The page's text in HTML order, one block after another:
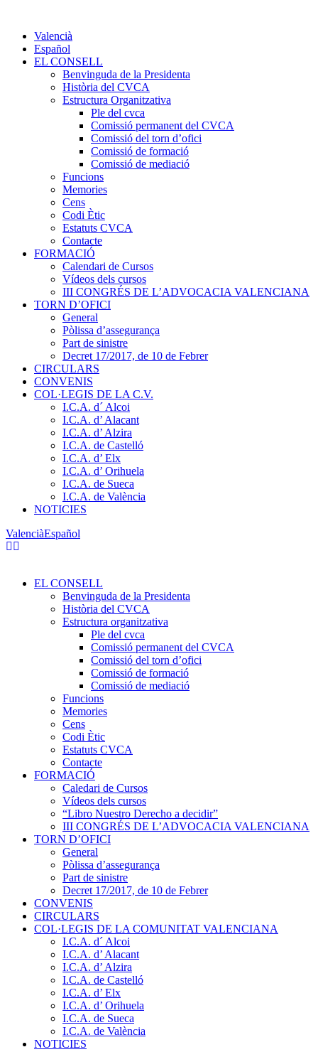
Valencià
Español
EL CONSELL
Benvinguda de la Presidenta
Història del CVCA
Estructura Organitzativa
Ple del cvca
Comissió permanent del CVCA
Comissió del torn d’ofici
Comissió de formació
Comissió de mediació
Funcions
Memories
Cens
Codi Ètic
Estatuts CVCA
Contacte
FORMACIÓ
Calendari de Cursos
Vídeos dels cursos
III CONGRÉS DE L’ADVOCACIA VALENCIANA
TORN D’OFICI
General
Pòlissa d’assegurança
Part de sinistre
Decret 17/2017, de 10 de Febrer
CIRCULARS
CONVENIS
COL·LEGIS DE LA C.V.
I.C.A. d´ Alcoi
I.C.A. d’ Alacant
I.C.A. d’ Alzira
I.C.A. de Castelló
I.C.A. d’ Elx
I.C.A. d’ Orihuela
I.C.A. de Sueca
I.C.A. de València
NOTICIES
ValenciàEspañol
EL CONSELL
Benvinguda de la Presidenta
Història del CVCA
Estructura organitzativa
Ple del cvca
Comissió permanent del CVCA
Comissió del torn d’ofici
Comissió de formació
Comissió de mediació
Funcions
Memories
Cens
Codi Ètic
Estatuts CVCA
Contacte
FORMACIÓ
Caledari de Cursos
Vídeos dels cursos
“Libro Nuestro Derecho a decidir”
III CONGRÉS DE L’ADVOCACIA VALENCIANA
TORN D’OFICI
General
Pòlissa d’assegurança
Part de sinistre
Decret 17/2017, de 10 de Febrer
CONVENIS
CIRCULARS
COL·LEGIS DE LA COMUNITAT VALENCIANA
I.C.A. d´ Alcoi
I.C.A. d’ Alacant
I.C.A. d’ Alzira
I.C.A. de Castelló
I.C.A. d’ Elx
I.C.A. d’ Orihuela
I.C.A. de Sueca
I.C.A. de València
NOTICIES